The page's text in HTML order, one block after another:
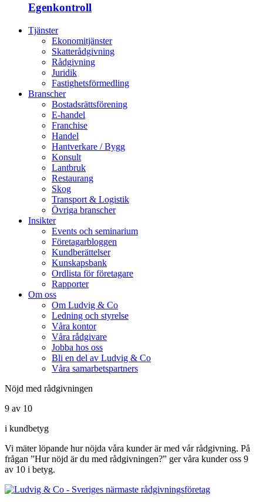
Egenkontroll
Tjänster
Ekonomitjänster
Skatterådgivning
Rådgivning
Juridik
Fastighetsförmedling
Branscher
Bostadsrättsförening
E-handel
Franchise
Handel
Hantverkare / Bygg
Konsult
Lantbruk
Restaurang
Skog
Transport & Logistik
Övriga branscher
Insikter
Events och seminarium
Företagarbloggen
Kundberättelser
Kunskapsbank
Ordlista för företagare
Rapporter
Om oss
Om Ludvig & Co
Ledning och styrelse
Våra kontor
Våra rådgivare
Jobba hos oss
Bli en del av Ludvig & Co
Våra samarbetspartners
Nöjd med rådgivningen
9 av 10
i kundbetyg
Vi mäter löpande hur nöjda våra kunder är med vår rådgivning. På
frågan ”Hur nöjd är du med rådgivningen?” ger våra kunder oss 9
av 10 i betyg.